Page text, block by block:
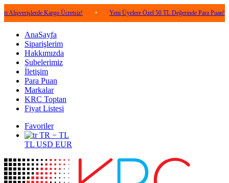
Kargo Ücretsiz! • Yeni Üyelere Özel 50 TL Değerinde Para Puan! •
AnaSayfa
Siparişlerim
Hakkımızda
Şubelerimiz
İletişim
Para Puan
Markalar
KRC Toptan
Fiyat Listesi
Favoriler
TR − TL
TL USD EUR